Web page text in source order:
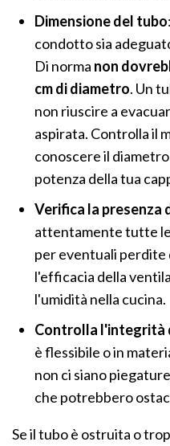
Dimensione del tubo
condotto sia
Di norma non
cm di diametro. Un
non riuscire a
aspirata. Controlla il
conoscere il
potenza della tua
Verifica la presenza
attentamente tutte
per eventuali perdite
l'efficacia della
l'umidità nella cucina.
Controlla l'integrità
è flessibile o in
non ci siano
che potrebbero
Se il tubo è ostruita o